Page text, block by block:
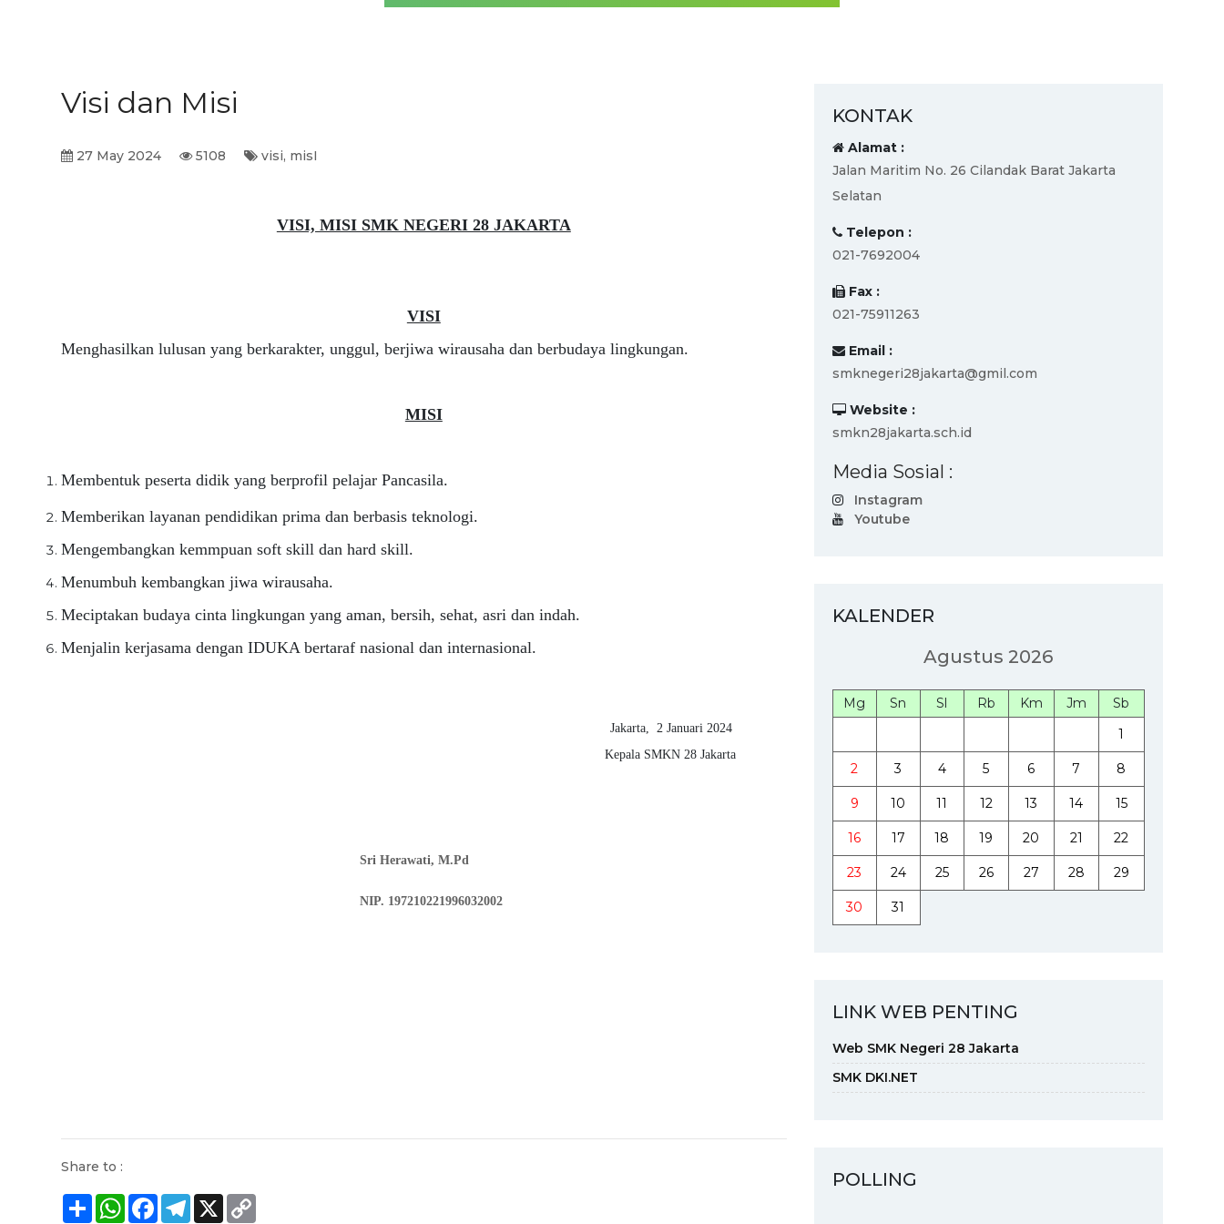
Visi dan Misi
27 May 2024 5108 visi, misI
VISI, MISI SMK NEGERI 28 JAKARTA
VISI
Menghasilkan lulusan yang berkarakter, unggul, berjiwa wirausaha dan berbudaya lingkungan.
MISI
Membentuk peserta didik yang berprofil pelajar Pancasila.
Memberikan layanan pendidikan prima dan berbasis teknologi.
Mengembangkan kemmpuan soft skill dan hard skill.
Menumbuh kembangkan jiwa wirausaha.
Meciptakan budaya cinta lingkungan yang aman, bersih, sehat, asri dan indah.
Menjalin kerjasama dengan IDUKA bertaraf nasional dan internasional.
Jakarta, 2 Januari 2024
Kepala SMKN 28 Jakarta
Sri Herawati, M.Pd
NIP. 197210221996032002
Share to :
ShareWhatsApp
FacebookTelegram
X
KONTAK
Alamat :
Jalan Maritim No. 26 Cilandak Barat Jakarta
Selatan
Telepon :
021-7692004
Fax :
021-75911263
Email :
smknegeri28jakarta@gmil.com
Website :
smkn28jakarta.sch.id
Media Sosial :
Instagram
Youtube
KALENDER
Agustus 2026
Mg Sn Sl Rb Km Jm
Sb
1
2 3 4 5 6 7 8
9 10 11 12 13 14 15
16 17 18 19 20 21 22
23 24 25 26 27 28 29
30 31
LINK WEB PENTING
Web SMK Negeri 28 Jakarta
SMK DKI.NET
POLLING